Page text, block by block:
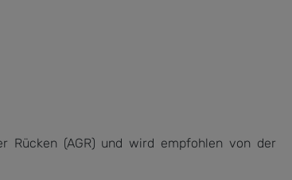
Rücken (AGR) und wird empfohlen von der